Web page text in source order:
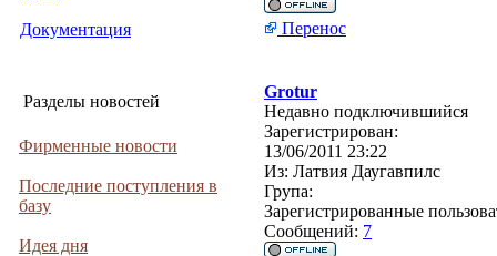
Документация
Разделы новостей
Фирменные новости
Последние поступления в
базу
Идея дня
Перенос
Grotur
Недавно подключившийся
Зарегистрирован:
13/06/2011 23:22
Из: Латвия Даугавпилс
Група:
Зарегистрированные
Сообщений: 7